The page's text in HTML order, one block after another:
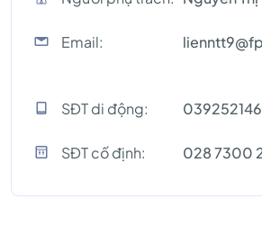
Email:
SĐT di động:
SĐT cố định: 028 7300